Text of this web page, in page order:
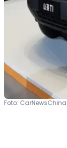
Foto: CarNewsChina